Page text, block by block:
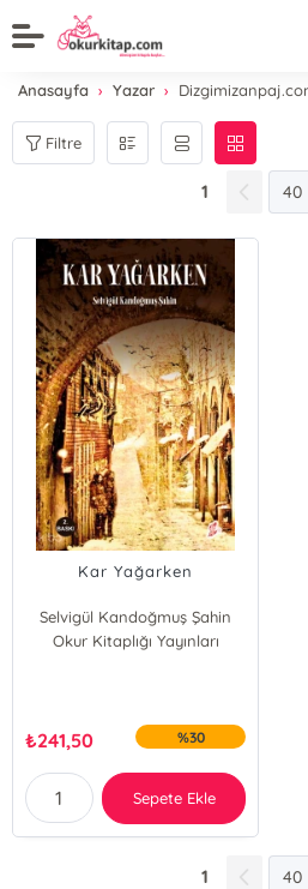
Anasayfa Yazar
Filtre
1
Kar Yağarken
Selvigül Kandoğmuş Şahin
Okur Kitaplığı Yayınları
₺241,50 %30
Sepete Ekle
1